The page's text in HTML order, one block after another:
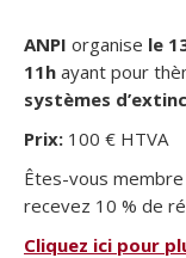
ANPI organise le
11h ayant pour
systèmes
Prix: 100 € HTVA
Êtes-vous membre
recevez 10 % de
Cliquez ici pour